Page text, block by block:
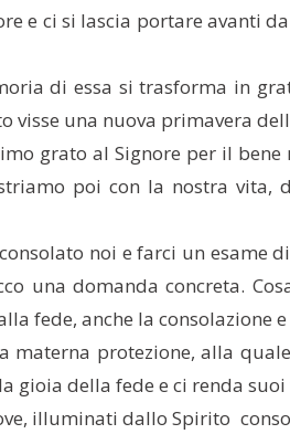
e ci si lascia portare avanti
di essa si trasforma in
una nuova primavera
grato al Signore per il
poi con la nostra vita,
noi e farci un esame
una domanda concreta.
fede, anche la consolazione
protezione, alla
della fede e ci renda
illuminati dallo Spirito